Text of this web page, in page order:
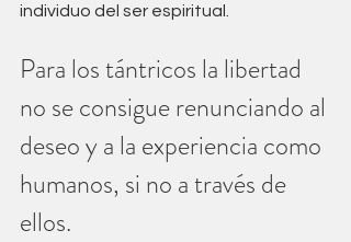
individuo del ser espiritual.
Para los tántricos la libertad
no se consigue renunciando al
deseo y a la experiencia como
humanos, si no a través de
ellos.